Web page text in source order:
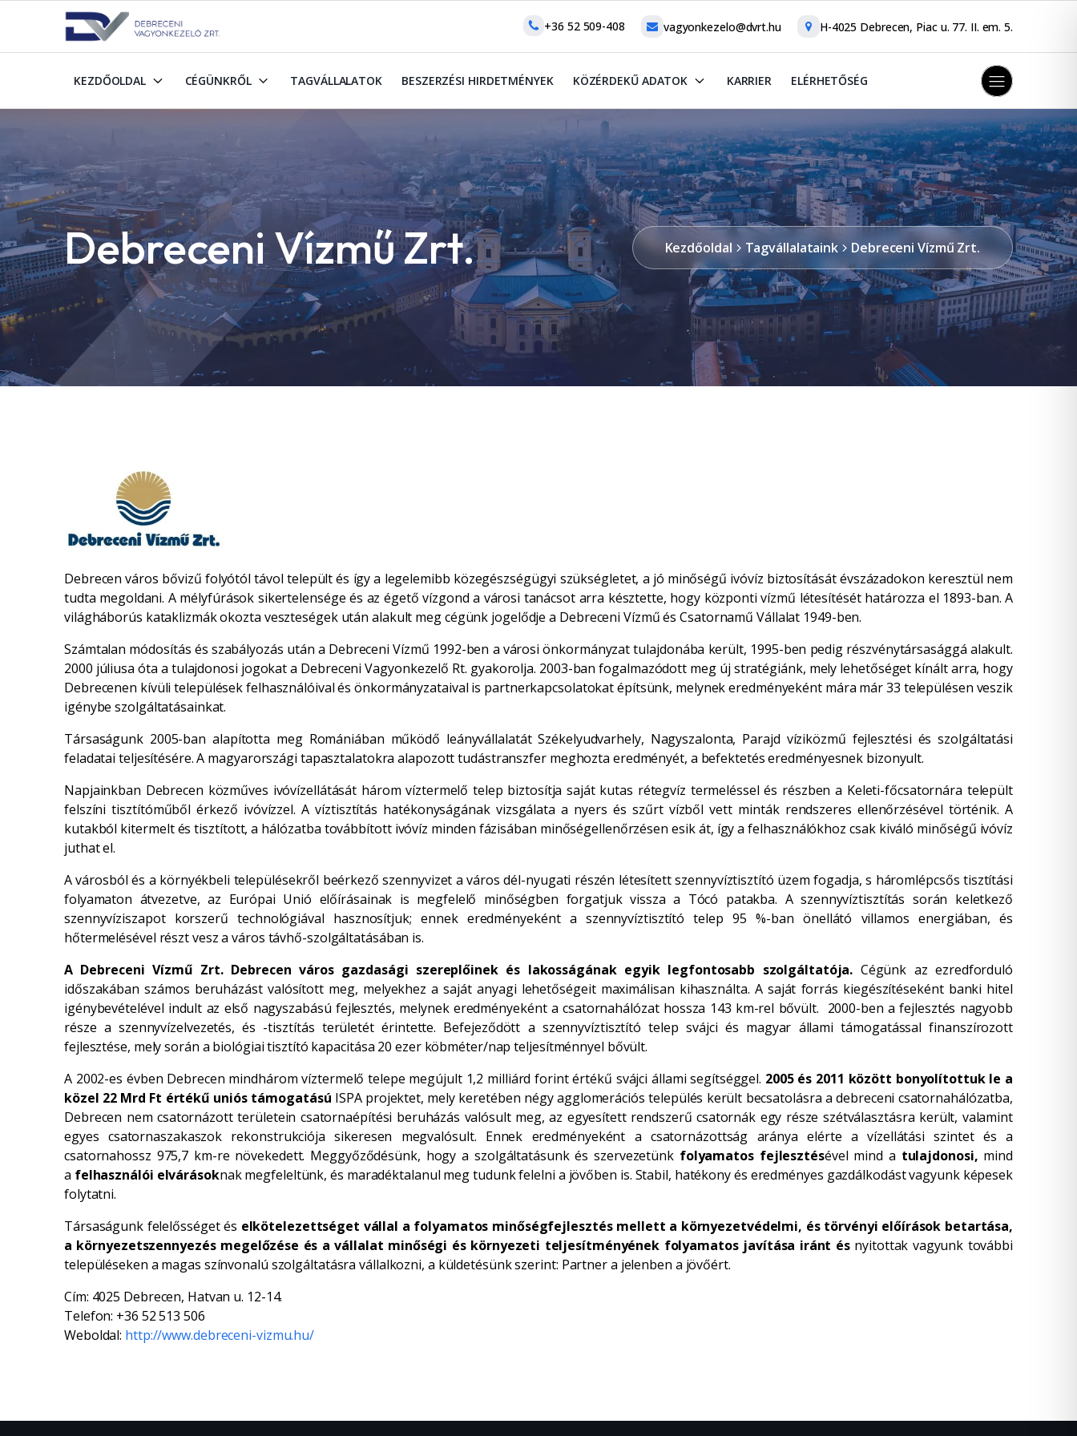
+36 52 509-408 vagyonkezelo@dvrt.hu H-4025 Debrecen, Piac u. 77. II. em. 5.
KEZDŐOLDAL CÉGÜNKRŐL TAGVÁLLALATOK BESZERZÉSI HIRDETMÉNYEK KÖZÉRDEKŰ ADATOK KARRIER ELÉRHETŐSÉG
Debreceni Vízmű Zrt. Kezdőoldal Tagvállalataink Debreceni Vízmű Zrt.
Debrecen város bővizű folyótól távol települt és így a legelemibb közegészségügyi szükségletet, a jó minőségű ivóvíz biztosítását évszázadokon keresztül nem
tudta megoldani. A mélyfúrások sikertelensége és az égető vízgond a városi tanácsot arra késztette, hogy központi vízmű létesítését határozza el 1893-ban. A
világháborús kataklizmák okozta veszteségek után alakult meg cégünk jogelődje a Debreceni Vízmű és Csatornamű Vállalat 1949-ben.
Számtalan módosítás és szabályozás után a Debreceni Vízmű 1992-ben a városi önkormányzat tulajdonába került, 1995-ben pedig részvénytársasággá alakult.
2000 júliusa óta a tulajdonosi jogokat a Debreceni Vagyonkezelő Rt. gyakorolja. 2003-ban fogalmazódott meg új stratégiánk, mely lehetőséget kínált arra, hogy
Debrecenen kívüli települések felhasználóival és önkormányzataival is partnerkapcsolatokat építsünk, melynek eredményeként mára már 33 településen veszik
igénybe szolgáltatásainkat.
Társaságunk 2005-ban alapította meg Romániában működő leányvállalatát Székelyudvarhely, Nagyszalonta, Parajd víziközmű fejlesztési és szolgáltatási
feladatai teljesítésére. A magyarországi tapasztalatokra alapozott tudástranszfer meghozta eredményét, a befektetés eredményesnek bizonyult.
Napjainkban Debrecen közműves ivóvízellátását három víztermelő telep biztosítja saját kutas rétegvíz termeléssel és részben a Keleti-főcsatornára települt
felszíni tisztítóműből érkező ivóvízzel. A víztisztítás hatékonyságának vizsgálata a nyers és szűrt vízből vett minták rendszeres ellenőrzésével történik. A
kutakból kitermelt és tisztított, a hálózatba továbbított ivóvíz minden fázisában minőségellenőrzésen esik át, így a felhasználókhoz csak kiváló minőségű ivóvíz
juthat el.
A városból és a környékbeli településekről beérkező szennyvizet a város dél-nyugati részén létesített szennyvíztisztító üzem fogadja, s háromlépcsős tisztítási
folyamaton átvezetve, az Európai Unió előírásainak is megfelelő minőségben forgatjuk vissza a Tócó patakba. A szennyvíztisztítás során keletkező
szennyvíziszapot korszerű technológiával hasznosítjuk; ennek eredményeként a szennyvíztisztító telep 95 %-ban önellátó villamos energiában, és
hőtermelésével részt vesz a város távhő-szolgáltatásában is.
A Debreceni Vízmű Zrt. Debrecen város gazdasági szereplőinek és lakosságának egyik legfontosabb szolgáltatója. Cégünk az ezredforduló
időszakában számos beruházást valósított meg, melyekhez a saját anyagi lehetőségeit maximálisan kihasználta. A saját forrás kiegészítéseként banki hitel
igénybevételével indult az első nagyszabású fejlesztés, melynek eredményeként a csatornahálózat hossza 143 km-rel bővült. 2000-ben a fejlesztés nagyobb
része a szennyvízelvezetés, és -tisztítás területét érintette. Befejeződött a szennyvíztisztító telep svájci és magyar állami támogatással finanszírozott
fejlesztése, mely során a biológiai tisztító kapacitása 20 ezer köbméter/nap teljesítménnyel bővült.
A 2002-es évben Debrecen mindhárom víztermelő telepe megújult 1,2 milliárd forint értékű svájci állami segítséggel. 2005 és 2011 között bonyolítottuk le a
közel 22 Mrd Ft értékű uniós támogatású ISPA projektet, mely keretében négy agglomerációs település került becsatolásra a debreceni csatornahálózatba,
Debrecen nem csatornázott területein csatornaépítési beruházás valósult meg, az egyesített rendszerű csatornák egy része szétválasztásra került, valamint
egyes csatornaszakaszok rekonstrukciója sikeresen megvalósult. Ennek eredményeként a csatornázottság aránya elérte a vízellátási szintet és a
csatornahossz 975,7 km-re növekedett. Meggyőződésünk, hogy a szolgáltatásunk és szervezetünk folyamatos fejlesztésével mind a tulajdonosi, mind
a felhasználói elvárásoknak megfeleltünk, és maradéktalanul meg tudunk felelni a jövőben is. Stabil, hatékony és eredményes gazdálkodást vagyunk képesek
folytatni.
Társaságunk felelősséget és elkötelezettséget vállal a folyamatos minőségfejlesztés mellett a környezetvédelmi, és törvényi előírások betartása,
a környezetszennyezés megelőzése és a vállalat minőségi és környezeti teljesítményének folyamatos javítása iránt és nyitottak vagyunk további
településeken a magas színvonalú szolgáltatásra vállalkozni, a küldetésünk szerint: Partner a jelenben a jövőért.
Cím: 4025 Debrecen, Hatvan u. 12-14.
Telefon: +36 52 513 506
Weboldal: http://www.debreceni-vizmu.hu/